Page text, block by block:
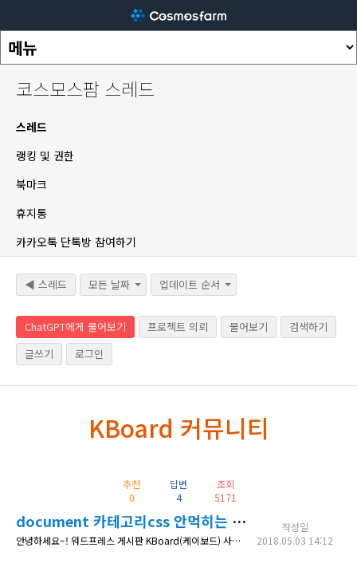
코스모스팜 스레드
스레드
랭킹 및 권한
북마크
휴지통
카카오톡 단톡방 참여하기
◀ 스레드 모든 날짜 업데이트 순서
ChatGPT에게 물어보기 프로젝트 의뢰 물어보기
검색하기
글쓰기
로그인
KBoard 커뮤니티
추천
0
답변
4
조회
5171
document 카테고리css 안먹히는 이유!
안녕하세요~! 워드프레스 게시판 KBoard(케이보드) 사용중입니다. 문서쪽에도 카테고리를 상단에 띄우려고하는데요! 문서쪽에 <!-- 카테고리 시작--> <!-- 카테고리 끝--> 부분을 불러오니 카테고리는 잘 출력이 되지만 css가 입혀지지 않은상태로 옵니다 왜 그런지 알 수 있을까요? 스킨은 퓨어갤러리입니다! 해당 url은 http://soulab1.cafe24.com/%EC%8B
작성일
2018.05.03 14:12